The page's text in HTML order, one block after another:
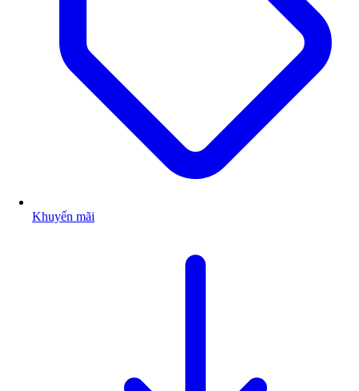
Khuyến mãi